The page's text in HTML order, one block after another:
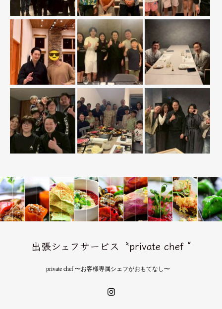
出張シェフサービス〝private chef ″
private chef 〜お客様専属シェフがおもてなし〜